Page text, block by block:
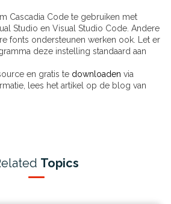
Cascadia Code te gebruiken met
Studio en Visual Studio Code. Andere
fonts ondersteunen werken ook. Let er
deze instelling standaard aan
en gratis te downloaden via
lees het artikel op de blog van
Topics